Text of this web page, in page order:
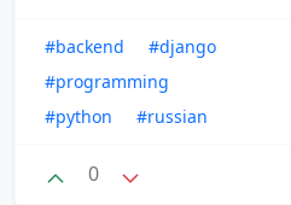
#backend
#django
#programming
#python
#russian
0